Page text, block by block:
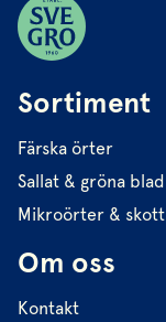
Sortiment
Färska örter
Sallat & gröna blad
Mikroörter & skott
Om oss
Kontakt